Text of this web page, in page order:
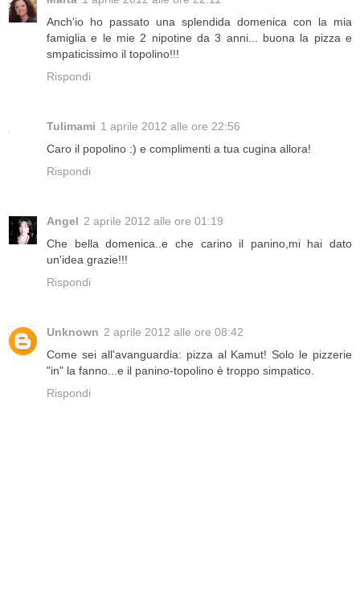
Anch'io ho passato una splendida domenica con la mia
famiglia e le mie 2 nipotine da 3 anni... buona la pizza e
smpaticissimo il topolino!!!
Rispondi
Tulimami 1 aprile 2012 alle ore 22:56
Caro il popolino :) e complimenti a tua cugina allora!
Rispondi
Angel 2 aprile 2012 alle ore 01:19
Che bella domenica..e che carino il panino,mi hai dato
un'idea grazie!!!
Rispondi
Unknown 2 aprile 2012 alle ore 08:42
Come sei all'avanguardia: pizza al Kamut! Solo le pizzerie
"in" la fanno...e il panino-topolino è troppo simpatico.
Rispondi